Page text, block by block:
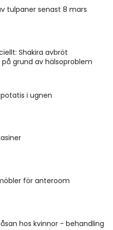
tulpaner senast 8 mars
Shakira avbröt
grund av hälsoproblem
i ugnen
för anteroom
hos kvinnor - behandling